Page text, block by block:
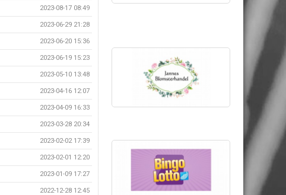
2023-08-17 08:49
2023-06-29 21:28
2023-06-20 15:36
2023-06-19 15:23
2023-05-10 13:48
2023-04-16 12:07
2023-04-09 16:33
2023-03-28 20:34
2023-02-02 17:39
2023-02-01 12:20
2023-01-09 17:27
2022-12-28 12:45